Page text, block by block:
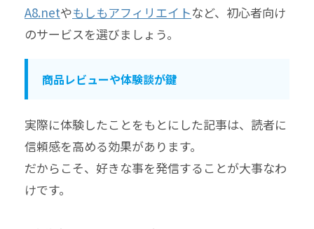
A8.netやもしもアフィリエイトなど、初心者向け
のサービスを選びましょう。
商品レビューや体験談が鍵
実際に体験したことをもとにした記事は、読者に
信頼感を高める効果があります。
だからこそ、好きな事を発信することが大事なわ
けです。